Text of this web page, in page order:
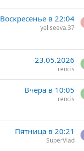
Воскресенье в 22:04
yeliseeva.37
23.05.2026
rencis
Вчера в 10:05
rencis
Пятница в 20:21
SuperVlad